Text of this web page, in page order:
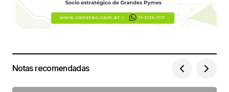
Notas recomendadas